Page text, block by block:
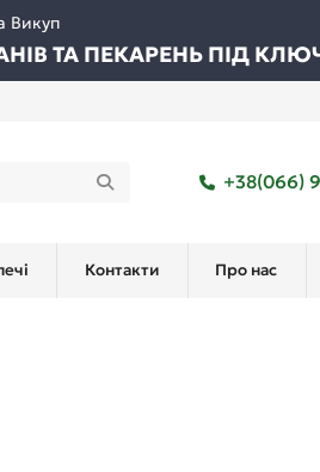
Викуп
ТА ПЕКАРЕНЬ ПІД
+38(066)
Контакти Про нас